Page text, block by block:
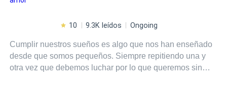
10 9.3K leídos Ongoing
Cumplir nuestros sueños es algo que nos han enseñado
desde que somos pequeños. Siempre repitiendo una y
otra vez que debemos luchar por lo que queremos sin